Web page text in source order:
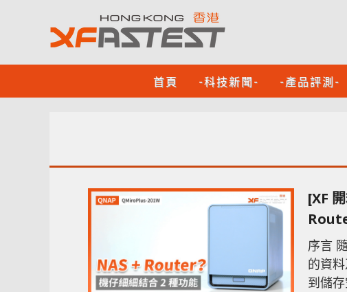
首頁 -科技新聞- -產品評測-
[XF
序言
的資
到儲